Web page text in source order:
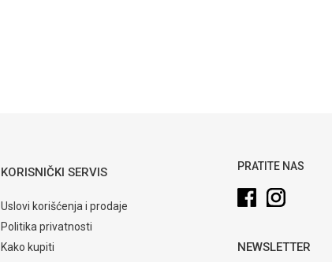
KORISNIČKI SERVIS
Uslovi korišćenja i prodaje
Politika privatnosti
Kako kupiti
PRATITE NAS
NEWSLETTER